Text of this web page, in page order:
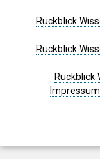
Rückblick
Rückblick
Rückblick
Impressum